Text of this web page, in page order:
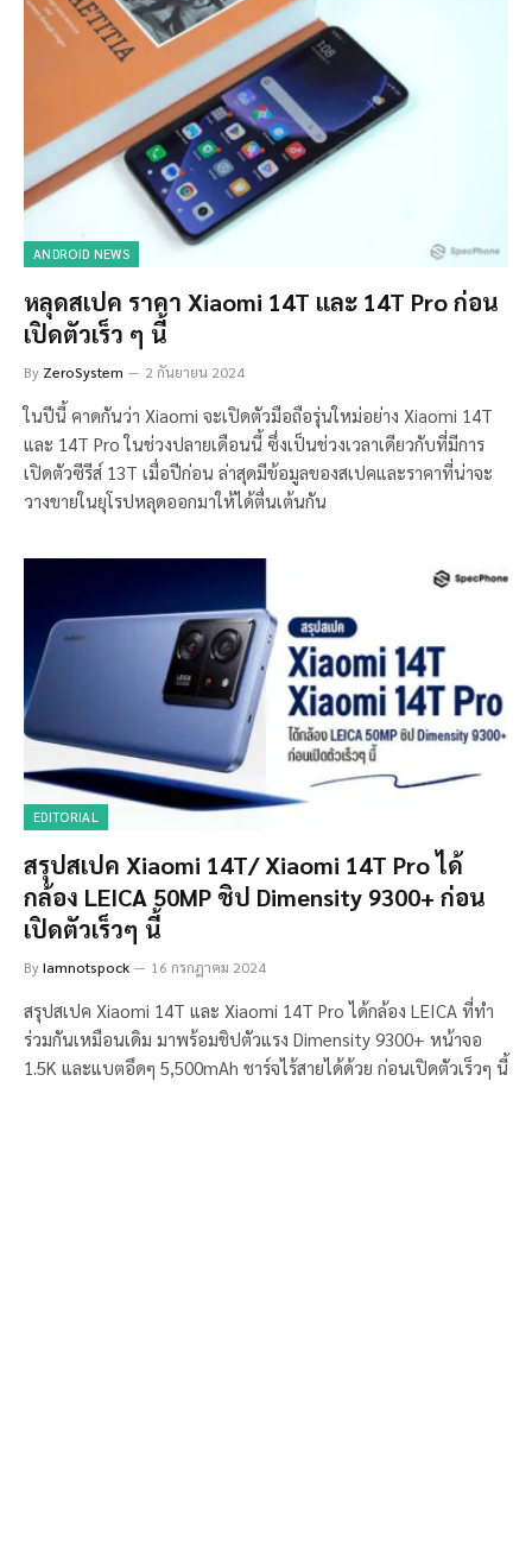
ANDROID NEWS
หลุดสเปค ราคา Xiaomi 14T และ 14T Pro ก่อน
เปิดตัวเร็ว ๆ นี้
By ZeroSystem 2 กันยายน 2024
ในปีนี้ คาดกันว่า Xiaomi จะเปิดตัวมือถือรุ่นใหม่อย่าง Xiaomi 14T
และ 14T Pro ในช่วงปลายเดือนนี้ ซึ่งเป็นช่วงเวลาเดียวกับที่มีการ
เปิดตัวซีรีส์ 13T เมื่อปีก่อน ล่าสุดมีข้อมูลของสเปคและราคาที่น่าจะ
วางขายในยุโรปหลุดออกมาให้ได้ตื่นเต้นกัน
EDITORIAL
สรุปสเปค Xiaomi 14T/ Xiaomi 14T Pro ได้
กล้อง LEICA 50MP ชิป Dimensity 9300+ ก่อน
เปิดตัวเร็วๆ นี้
ByIamnotspock 16 กรกฎาคม 2024
สรุปสเปค Xiaomi 14T และ Xiaomi 14T Pro ได้กล้อง LEICA ที่ทำ
ร่วมกันเหมือนเดิม มาพร้อมชิปตัวแรง Dimensity 9300+ หน้าจอ
1.5K และแบตอึดๆ 5,500mAh ชาร์จไร้สายได้ด้วย ก่อนเปิดตัวเร็วๆ นี้